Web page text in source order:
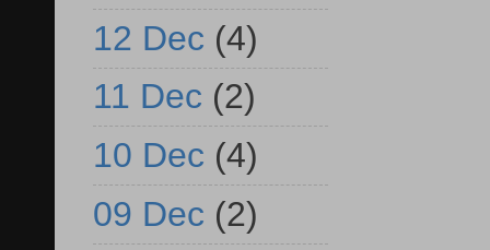
12 Dec (4)
11 Dec (2)
10 Dec (4)
09 Dec (2)